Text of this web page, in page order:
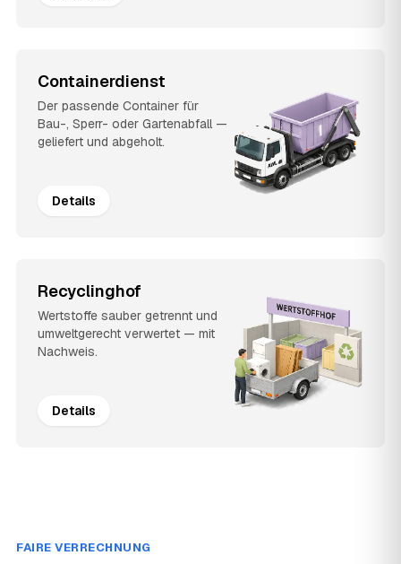
Containerdienst
Der passende Container für
Bau-, Sperr- oder Gartenabfall —
geliefert und abgeholt.
Details
Recyclinghof
Wertstoffe sauber getrennt und
umweltgerecht verwertet — mit
Nachweis.
Details
FAIRE VERRECHNUNG